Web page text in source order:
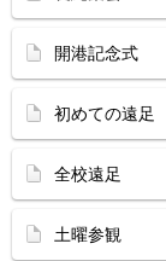
開港記念式
初めての遠足
全校遠足
土曜参観